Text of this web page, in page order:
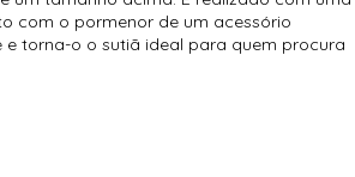
com o pormenor de um acessório
torna-o o sutiã ideal para quem procura